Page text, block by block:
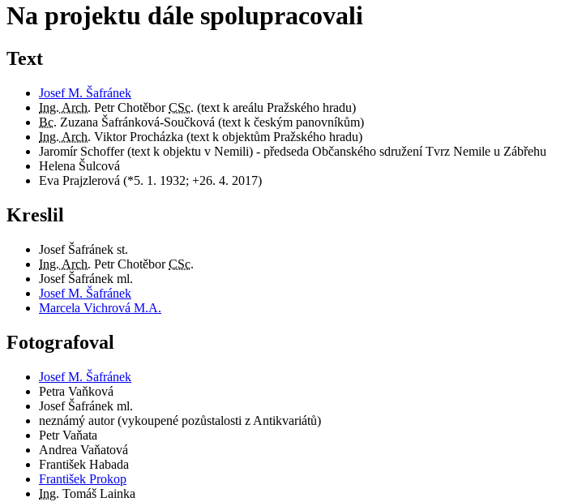
Na projektu dále spolupracovali
Text
Josef M. Šafránek
Ing. Arch. Petr ChotěborCSc. (text k areálu Pražského hradu)
Bc. Zuzana Šafránková-Součková (text k českým panovníkům)
Ing. Arch. Viktor Procházka (text k objektům Pražského hradu)
Jaromír Schoffer (text k objektu v Nemili) - předseda Občanského sdružení Tvrz Nemile u Zábřehu
Helena Šulcová
Eva Prajzlerová (*5. 1. 1932; +26. 4. 2017)
Kreslil
Josef Šafránek st.
Ing. Arch. Petr ChotěborCSc.
Josef Šafránek ml.
Josef M. Šafránek
Marcela Vichrová M.A.
Fotografoval
Josef M. Šafránek
Petra Vaňková
Josef Šafránek ml.
neznámý autor (vykoupené pozůstalosti z Antikvariátů)
Petr Vaňata
Andrea Vaňatová
František Habada
František Prokop
Ing. Tomáš Lainka